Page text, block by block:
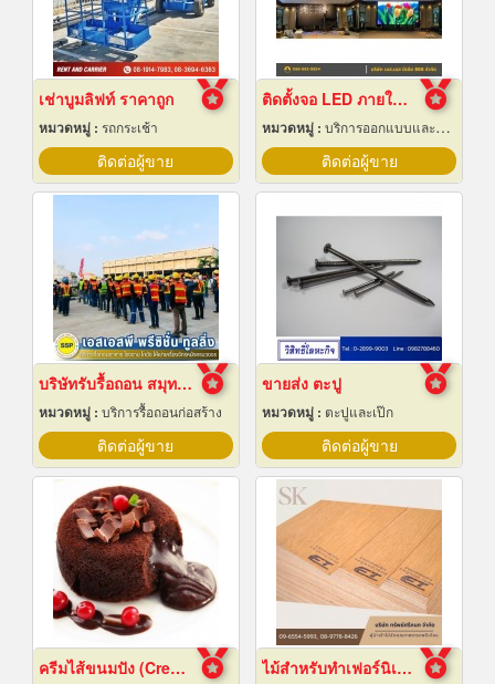
เช่าบูมลิฟท์ ราคาถูก
หมวดหมู่ : รถกระเช้า
ติดต่อผู้ขาย
ติดตั้งจอ LED ภายในห้องจัดเลี้ยงโรงแรม
หมวดหมู่ : บริการออกแบบและจัดทำป้ายโฆษณา 24 ชม.
ติดต่อผู้ขาย
บริษัทรับรื้อถอน สมุทรปราการ
หมวดหมู่ : บริการรื้อถอนก่อสร้าง
ติดต่อผู้ขาย
ขายส่ง ตะปู
หมวดหมู่ : ตะปูและเป๊ก
ติดต่อผู้ขาย
ครีมไส้ขนมปัง (Cream fillings for bread) ไม้สำหรับทำเฟอร์นิเจอร์